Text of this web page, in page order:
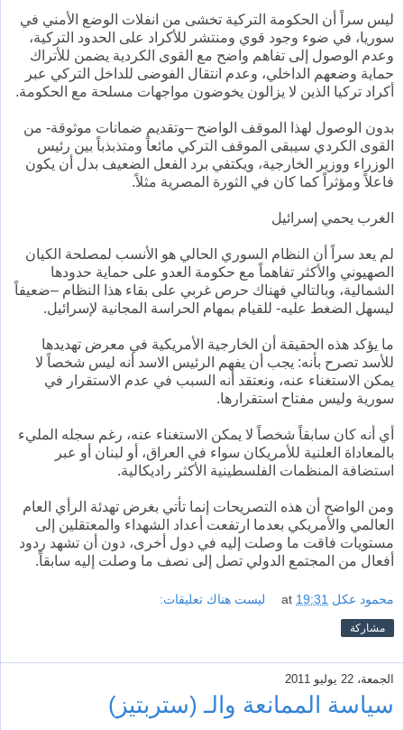
ليس سراً أن الحكومة التركية تخشى من انفلات الوضع الأمني في
سوريا، في ضوء وجود قوي ومنتشر للأكراد على الحدود التركية،
وعدم الوصول إلى تفاهم واضح مع القوى الكردية يضمن للأتراك
حماية وضعهم الداخلي، وعدم انتقال الفوضى للداخل التركي عبر
أكراد تركيا الذين لا يزالون يخوضون مواجهات مسلحة مع الحكومة.
بدون الوصول لهذا الموقف الواضح –وتقديم ضمانات موثوقة- من
القوى الكردي سيبقى الموقف التركي مائعاً ومتذبذباً بين رئيس
الوزراء ووزير الخارجية، ويكتفي برد الفعل الضعيف بدل أن يكون
فاعلاً ومؤثراً كما كان في الثورة المصرية مثلاً.
الغرب يحمي إسرائيل
لم يعد سراً أن النظام السوري الحالي هو الأنسب لمصلحة الكيان
الصهيوني والأكثر تفاهماً مع حكومة العدو على حماية حدودها
الشمالية، وبالتالي فهناك حرص غربي على بقاء هذا النظام –ضعيفاً
ليسهل الضغط عليه- للقيام بمهام الحراسة المجانية لإسرائيل.
ما يؤكد هذه الحقيقة أن الخارجية الأمريكية في معرض تهديدها
للأسد تصرح بأنه: يجب أن يفهم الرئيس الاسد أنه ليس شخصاً لا
يمكن الاستغناء عنه، ونعتقد أنه السبب في عدم الاستقرار في
سورية وليس مفتاح استقرارها.
أي أنه كان سابقاً شخصاً لا يمكن الاستغناء عنه، رغم سجله المليء
بالمعاداة العلنية للأمريكان سواء في العراق، أو لبنان أو عبر
استضافة المنظمات الفلسطينية الأكثر راديكالية.
ومن الواضح أن هذه التصريحات إنما تأتي بغرض تهدئة الرأي العام
العالمي والأمريكي بعدما ارتفعت أعداد الشهداء والمعتقلين إلى
مستويات فاقت ما وصلت إليه في دول أخرى، دون أن تشهد ردود
أفعال من المجتمع الدولي تصل إلى نصف ما وصلت إليه سابقاً.
محمود عكل at 19:31 ليست هناك تعليقات:
مشاركة
الجمعة، 22 يوليو 2011
سياسة الممانعة والـ (ستربتيز)